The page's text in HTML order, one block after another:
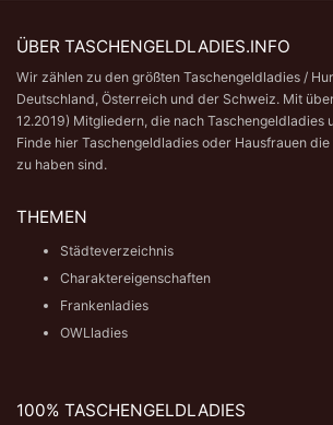
ÜBER TASCHENGELDLADIES.INFO
Wir zählen zu den größten Taschengeldladies /
Deutschland, Österreich und der Schweiz. Mit
12.2019) Mitgliedern, die nach Taschengeldladies
Finde hier Taschengeldladies oder Hausfrauen
zu haben sind.
THEMEN
Städteverzeichnis
Charaktereigenschaften
Frankenladies
OWLladies
100% TASCHENGELDLADIES